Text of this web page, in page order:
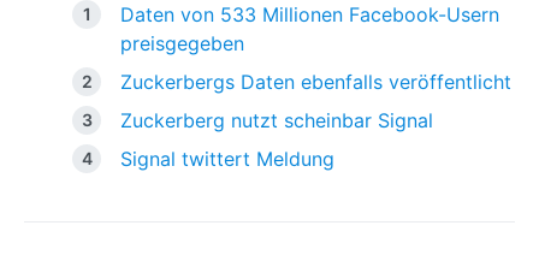
Daten von 533 Millionen Facebook-Usern
preisgegeben
Zuckerbergs Daten ebenfalls veröffentlicht
Zuckerberg nutzt scheinbar Signal
Signal twittert Meldung